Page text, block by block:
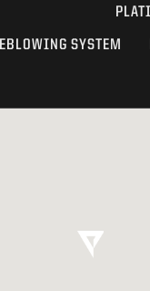
SYSTEM